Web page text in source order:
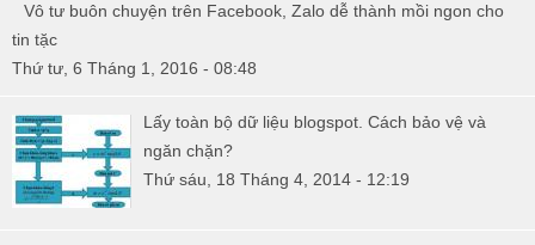
Vô tư buôn chuyện trên Facebook, Zalo dễ thành mồi ngon cho
tin tặc
Thứ tư, 6 Tháng 1, 2016 - 08:48
Lấy toàn bộ dữ liệu blogspot. Cách bảo vệ và
ngăn chặn?
Thứ sáu, 18 Tháng 4, 2014 - 12:19